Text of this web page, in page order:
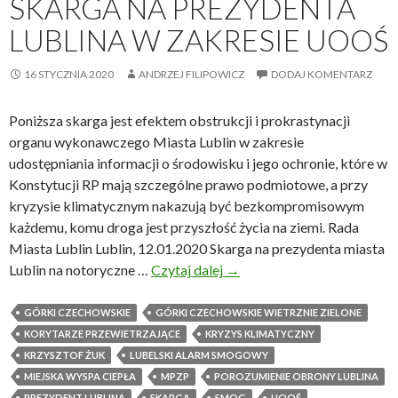
r
a
j
Ż
ł
n
i
e
r
z
e
W
k
l
ę
c
SKARGA NA PREZYDENTA
LUBLINA W ZAKRESIE UOOŚ
16 STYCZNIA 2020 ANDRZEJ FILIPOWICZ DODAJ KOMENTARZ
Poniższa skarga jest efektem obstrukcji i prokrastynacji
organu wykonawczego Miasta Lublin w zakresie
udostępniania informacji o środowisku i jego ochronie, które w
Konstytucji RP mają szczególne prawo podmiotowe, a przy
kryzysie klimatycznym nakazują być bezkompromisowym
każdemu, komu droga jest przyszłość życia na ziemi. Rada
Miasta Lublin Lublin, 12.01.2020 Skarga na prezydenta miasta
Lublin na notoryczne … Czytaj dalej S
a
r
g
a
→
GÓRKI CZECHOWSKIE
GÓRKI CZECHOWSKIE WIETRZNIE ZIELONE
KORYTARZE PRZEWIETRZAJĄCE
KRYZYS KLIMATYCZNY
KRZYSZTOF ŻUK
LUBELSKI ALARM SMOGOWY
MIEJSKA WYSPA CIEPŁA
MPZP
POROZUMIENIE OBRONY LUBLINA